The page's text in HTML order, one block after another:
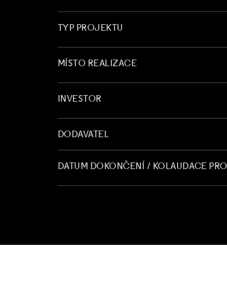
TYP PROJEKTU
MÍSTO REALIZACE
INVESTOR
DODAVATEL
DATUM DOKONČENÍ / KOLAUDACE